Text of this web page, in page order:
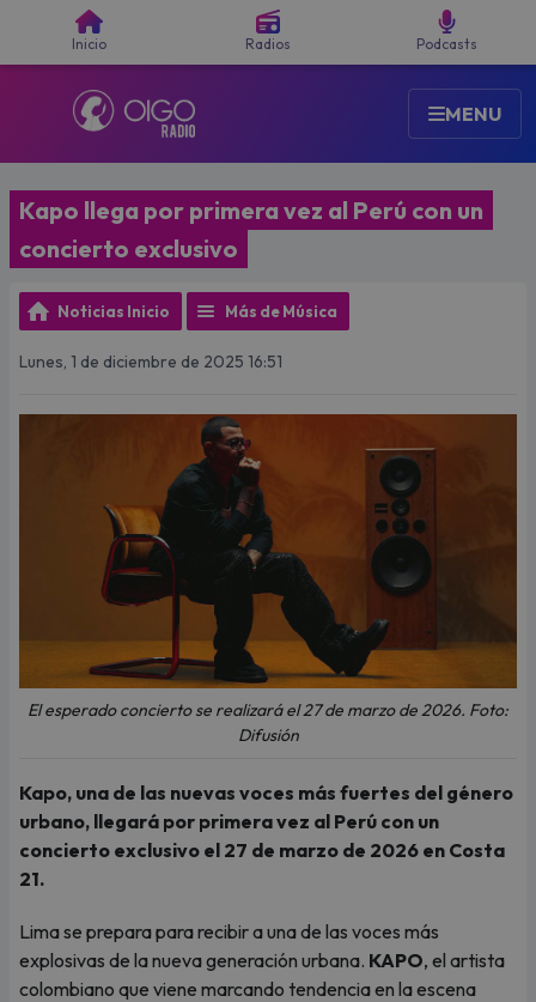
Inicio Radios Podcasts
MENU
Kapo llega por primera vez al Perú con un
concierto exclusivo
Noticias Inicio Más de Música
Lunes, 1 de diciembre de 2025 16:51
El esperado concierto se realizará el 27 de marzo de 2026. Foto:
Difusión
Kapo, una de las nuevas voces más fuertes del género
urbano, llegará por primera vez al Perú con un
concierto exclusivo el 27 de marzo de 2026 en Costa
21.
Lima se prepara para recibir a una de las voces más
explosivas de la nueva generación urbana. KAPO, el artista
colombiano que viene marcando tendencia en la escena